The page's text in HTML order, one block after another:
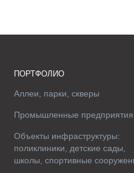
ПОРТФОЛИО
Аллеи, парки, скверы
Промышленные предприятия
Объекты инфраструктуры:
поликлиники, детские сады,
школы, спортивные